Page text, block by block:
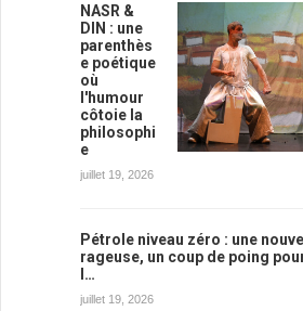
NASR &
DIN : une
parenthès
e poétique
où
l'humour
côtoie la
philosophi
e
juillet 19, 2026
Pétrole niveau zéro : une
rageuse, un coup de poing
l…
juillet 19, 2026